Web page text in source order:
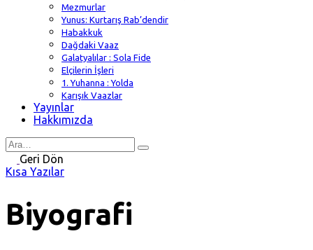
Mezmurlar
Yunus: Kurtarış Rab’dendir
Habakkuk
Dağdaki Vaaz
Galatyalılar : Sola Fide
Elçilerin İşleri
1. Yuhanna : Yolda
Karışık Vaazlar
Yayınlar
Hakkımızda
Search
forGeri Dön
Kısa Yazılar
Biyografi